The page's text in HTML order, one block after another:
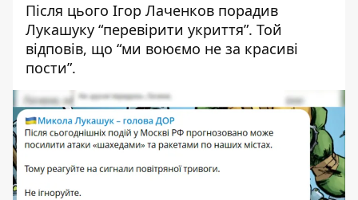
Після цього Ігор Лаченков порадив
Лукашуку “перевірити укриття”. Той
відповів, що “ми воюємо не за красиві
пости”.